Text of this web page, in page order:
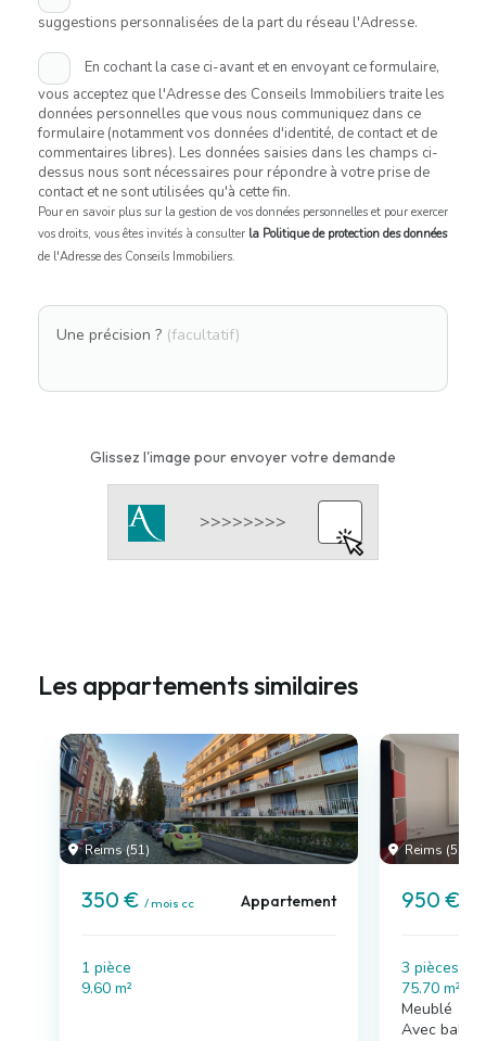
suggestions personnalisées de la part du réseau l'Adresse.
En cochant la case ci-avant et en envoyant ce formulaire,
vous acceptez que l'Adresse des Conseils Immobiliers traite les
données personnelles que vous nous communiquez dans ce
formulaire (notamment vos données d'identité, de contact et de
commentaires libres). Les données saisies dans les champs ci-
dessus nous sont nécessaires pour répondre à votre prise de
contact et ne sont utilisées qu'à cette fin.
Pour en savoir plus sur la gestion de vos données personnelles et pour exercer
vos droits, vous êtes invités à consulter la Politique de protection des données
de l'Adresse des Conseils Immobiliers.
Une précision ? (facultatif)
Glissez l'image pour envoyer votre demande
Les appartements similaires
Reims (51)
350 € / mois cc Appartement
1 pièce
9.60 m²
Reims (51)
950 €
3 pièces , 2
75.70 m²
Meublé
Avec balcon